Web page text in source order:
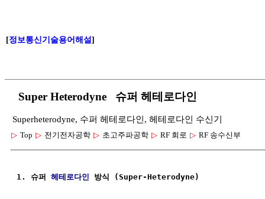
[정보통신기술용어해설]
Super Heterodyne 슈퍼 헤테로다인
Superheterodyne, 수퍼 헤테로다인, 헤테로다인 수신기
▷ Top ▷ 전기전자공학 ▷ 초고주파공학 ▷ RF 회로 ▷ RF 송수신부
1. 슈퍼 헤테로다인 방식 (Super-Heterodyne)